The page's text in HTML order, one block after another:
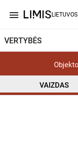
menu
VERTYBĖS
VAIZDAS
CC BY-